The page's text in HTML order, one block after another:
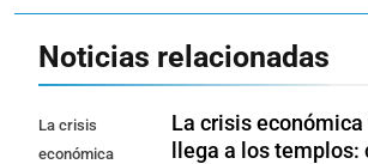
Noticias relacionadas
La crisis
económica
La crisis
llega a los